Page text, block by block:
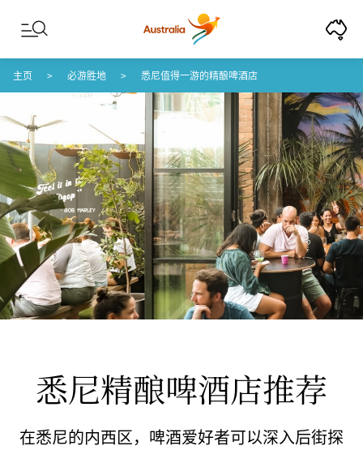
Skip to content
Skip to footer navigation
主页 必游胜地 悉尼值得一游的精酿啤酒店
悉尼精酿啤酒店推荐
在悉尼的内西区，啤酒爱好者可以深入后街探